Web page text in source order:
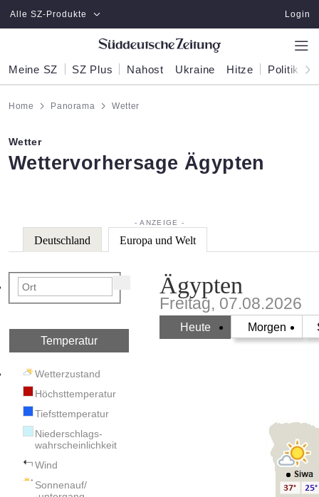
Zum Hauptinhalt springen
Alle SZ-Produkte Login
Meine SZ SZ Plus Nahost Ukraine Hitze Politik
Home Panorama Wetter
Wetter
:
Wettervorhersage Ägypten
Deutschland Europa und Welt
Temperatur
Wetterzustand
Höchsttemperatur
Tiefsttemperatur
Niederschlags-
wahrscheinlichkeit
Wind
Sonnenauf/
Ägypten
Freitag, 07.08.2026
Heute Morgen